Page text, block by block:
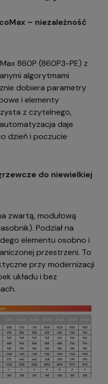
– niezależność
860P (860P3-PE) z
algorytmami
dobiera parametry
i elementy
z czytelnego,
daje
dzień i poczucie
do niewielkiej
zwartą, modułową
Podział na
elementu osobno i
przestrzeni. To
przy modernizacji
układu i bez